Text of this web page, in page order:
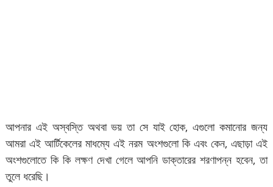
আপনার এই অস্বস্তি অথবা ভয় তা সে যাই হোক, এগুলো কমানোর জন্য
আমরা এই আর্টিকেলের মাধম্যে এই নরম অংশগুলো কি এবং কেন, এছাড়া এই
অংশগুলোতে কি কি লক্ষণ দেখা গেলে আপনি ডাক্তারের শরণাপন্ন হবেন, তা
তুলে ধরেছি।